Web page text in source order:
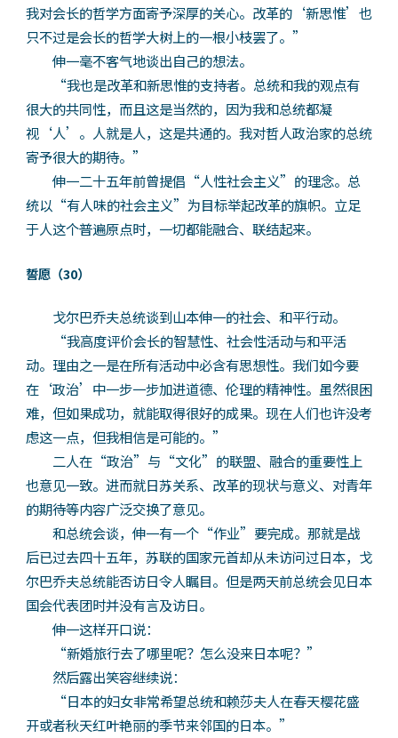
我对会长的哲学方面寄予深厚的关心。改革的‘新思惟’也
只不过是会长的哲学大树上的一根小枝罢了。”
伸一毫不客气地谈出自己的想法。
“我也是改革和新思惟的支持者。总统和我的观点有
很大的共同性，而且这是当然的，因为我和总统都凝
视‘人’。人就是人，这是共通的。我对哲人政治家的总统
寄予很大的期待。”
伸一二十五年前曾提倡“人性社会主义”的理念。总
统以“有人味的社会主义”为目标举起改革的旗帜。立足
于人这个普遍原点时，一切都能融合、联结起来。
誓愿（30）
戈尔巴乔夫总统谈到山本伸一的社会、和平行动。
“我高度评价会长的智慧性、社会性活动与和平活
动。理由之一是在所有活动中必含有思想性。我们如今要
在‘政治’中一步一步加进道德、伦理的精神性。虽然很困
难，但如果成功，就能取得很好的成果。现在人们也许没考
虑这一点，但我相信是可能的。”
二人在“政治”与“文化”的联盟、融合的重要性上
也意见一致。进而就日苏关系、改革的现状与意义、对青年
的期待等内容广泛交换了意见。
和总统会谈，伸一有一个“作业”要完成。那就是战
后已过去四十五年，苏联的国家元首却从未访问过日本，戈
尔巴乔夫总统能否访日令人瞩目。但是两天前总统会见日本
国会代表团时并没有言及访日。
伸一这样开口说：
“新婚旅行去了哪里呢？怎么没来日本呢？”
然后露出笑容继续说：
“日本的妇女非常希望总统和赖莎夫人在春天樱花盛
开或者秋天红叶艳丽的季节来邻国的日本。”